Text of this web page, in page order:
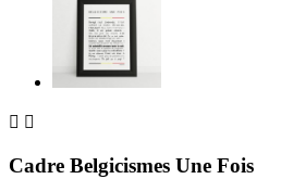
 
Cadre Belgicismes Une Fois